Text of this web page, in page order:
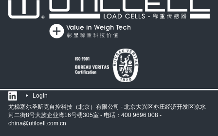
Login
尤梯塞尔圣斯克自控科技（北京）有限公司 - 北京大兴区亦庄经济开发区凉水
河二街8号大族企业湾16号楼305室 - 电话：400 9696 008 -
china@utilcell.com.cn